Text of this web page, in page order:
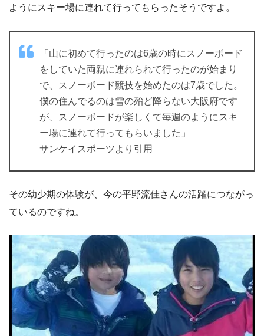
ようにスキー場に連れて行ってもらったそうですよ。
「山に初めて行ったのは6歳の時にスノーボード
をしていた両親に連れられて行ったのが始まり
で、スノーボード競技を始めたのは7歳でした。
僕の住んでるのは雪の殆ど降らない大阪府です
が、スノーボードが楽しくて毎週のようにスキ
ー場に連れて行ってもらいました」
サンケイスポーツより引用
その幼少期の体験が、今の平野流佳さんの活躍につながっ
ているのですね。